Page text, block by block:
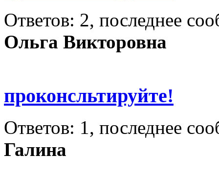
Ответов: 2, последнее
Ольга Викторовна
проконсльтируйте!
Ответов: 1, последнее
Галина